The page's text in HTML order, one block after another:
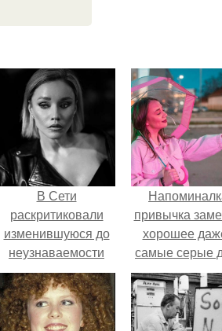
В Сети
раскритиковали
изменившуюся до
неузнаваемости
Марину зудину.
привычка
хорошее
самые серые
это не
сказка из